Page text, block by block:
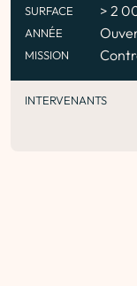
SURFACE > 2
ANNÉE
MISSION
INTERVENANTS